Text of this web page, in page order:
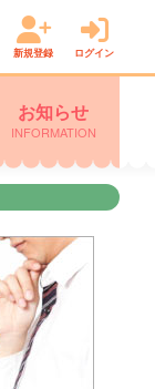
23:45 ＜ノイ
新規登録 ログイン
お知らせ
INFORMATION